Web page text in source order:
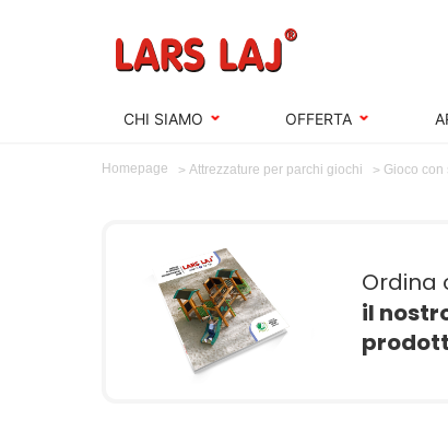
CHI SIAMO OFFERTA
Homepage Attrezzature per parchi giochi Gioco con
Ordina
il